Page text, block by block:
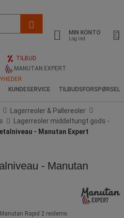
MIN KONTO
Log ind
TILBUD
MANUTAN EXPERT
KUNDESERVICE
TILBUDSFORSPØRSEL
Lagerreoler & Pallereoler
Lagerreoler middeltungt gods -
- Manutan Expert
- Manutan
Rapid 2 reolerne.